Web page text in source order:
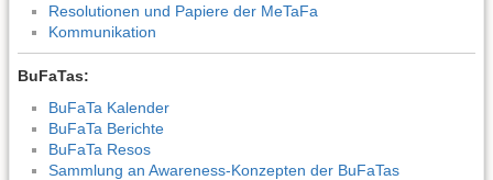
Resolutionen und Papiere der MeTaFa
Kommunikation
BuFaTas:
BuFaTa Kalender
BuFaTa Berichte
BuFaTa Resos
Sammlung an Awareness-Konzepten der BuFaTas